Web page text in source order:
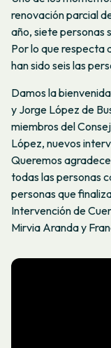
renovación parcial
año, siete personas
Por lo que respecta
han sido seis las
Damos la
y Jorge López de
miembros del
López, nuevos
Queremos
todas las personas
personas que
Intervención de
Mirvia Aranda y